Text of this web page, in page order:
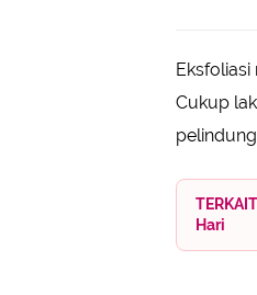
Cukup
Hari